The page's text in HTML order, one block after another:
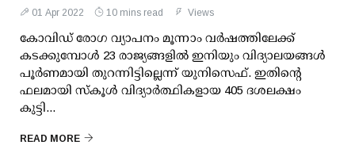
01 Apr 2022 10 mins read Views
കോവിഡ് രോഗ വ്യാപനം മൂന്നാം വര്‍ഷത്തിലേക്ക്
കടക്കുമ്പോള്‍ 23 രാജ്യങ്ങളില്‍ ഇനിയും വിദ്യാലയങ്ങള്‍
പൂര്‍ണമായി തുറന്നിട്ടില്ലെന്ന് യുനിസെഫ്. ഇതിന്റെ
ഫലമായി സ്‌കൂള്‍ വിദ്യാര്‍ത്ഥികളായ 405 ദശലക്ഷം
കുട്ടി...
READ MORE